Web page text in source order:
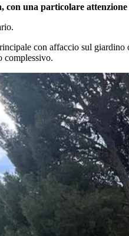
una particolare
con affaccio sul giardino
complessivo.